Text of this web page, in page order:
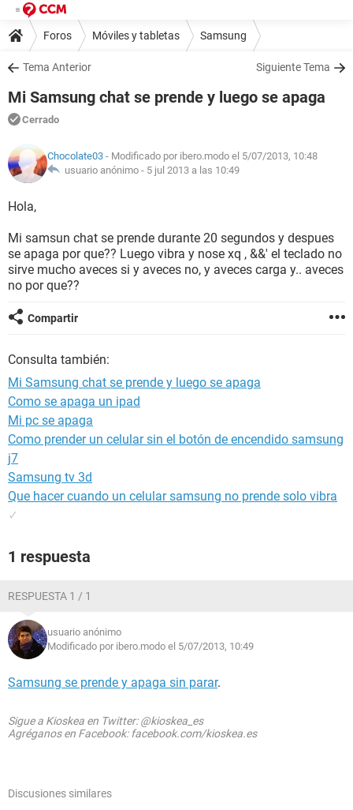
Foros Móviles y tabletas Samsung
Tema Anterior Siguiente Tema
Mi Samsung chat se prende y luego se apaga
Cerrado
Chocolate03 - Modificado por ibero.modo el 5/07/2013, 10:48
usuario anónimo - 5 jul 2013 a las 10:49
Hola,
Mi samsun chat se prende durante 20 segundos y despues
se apaga por que?? Luego vibra y nose xq , &&' el teclado no
sirve mucho aveces si y aveces no, y aveces carga y.. aveces
no por que??
Compartir
Consulta también:
Mi Samsung chat se prende y luego se apaga
Como se apaga un ipad
Mi pc se apaga
Como prender un celular sin el botón de encendido samsung
j7
Samsung tv 3d
Que hacer cuando un celular samsung no prende solo vibra
✓
1 respuesta
RESPUESTA 1 / 1
usuario anónimo
Modificado por ibero.modo el 5/07/2013, 10:49
Samsung se prende y apaga sin parar.
Sigue a Kioskea en Twitter: @kioskea_es
Agréganos en Facebook: facebook.com/kioskea.es
Discusiones similares